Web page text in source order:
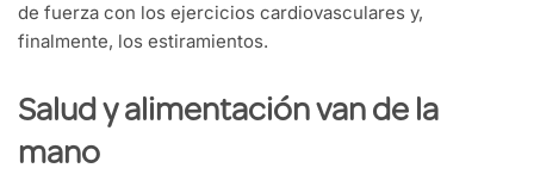
de fuerza con los ejercicios cardiovasculares y,
finalmente, los estiramientos.
Salud y alimentación van de la
mano